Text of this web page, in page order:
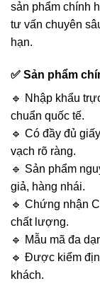
sản phẩm chính
tư vấn chuyên
hạn.
✅ Sản phẩm
🔹 Nhập khẩu
chuẩn quốc tế.
🔹 Có đầy đủ
vạch rõ ràng.
🔹 Sản phẩm
giả, hàng nhái.
🔹 Chứng nhận
chất lượng.
🔹 Mẫu mã đa
🔹 Được kiểm
khách.